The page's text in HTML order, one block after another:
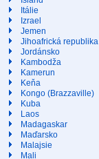
Itálie
Izrael
Jemen
Jihoafrická republika
Jordánsko
Kambodža
Kamerun
Keňa
Kongo (Brazzaville)
Kuba
Laos
Madagaskar
Maďarsko
Malajsie
Mali